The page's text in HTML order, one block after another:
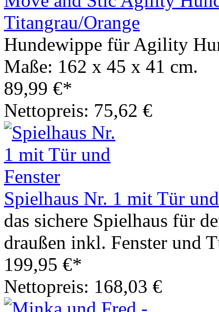
Titangrau/Orange
Hundewippe für Agility
Maße: 162 x 45 x 41 cm.
89,99 €*
Nettopreis: 75,62 €
Spielhaus Nr. 1 mit Tür
das sichere Spielhaus für
draußen inkl. Fenster und
199,95 €*
Nettopreis: 168,03 €